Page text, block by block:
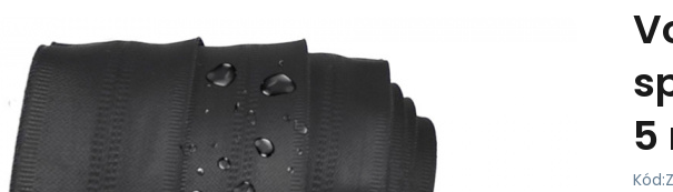
5
Kód: